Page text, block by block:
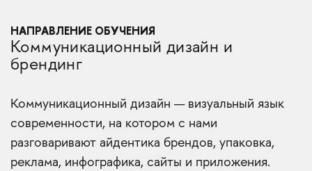
НАПРАВЛЕНИЕ ОБУЧЕНИЯ
Коммуникационный дизайн и
брендинг
Коммуникационный дизайн — визуальный язык
современности, на котором с нами
разговаривают айдентика брендов, упаковка,
реклама, инфографика, сайты и приложения.